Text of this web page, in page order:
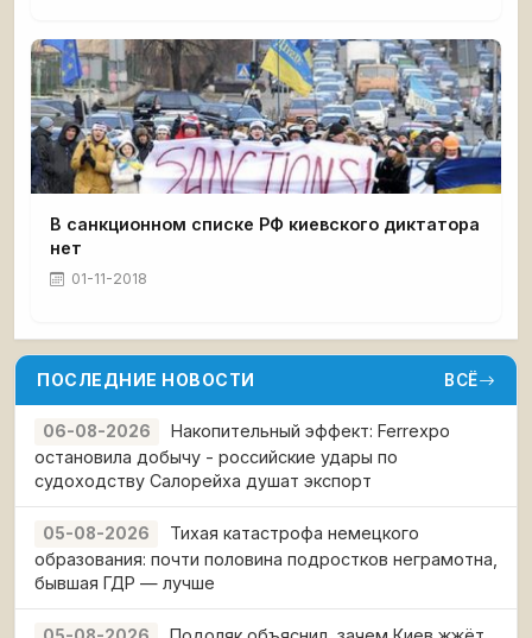
В санкционном списке РФ киевского диктатора
нет
01-11-2018
ПОСЛЕДНИЕ НОВОСТИ ВСЁ
06-08-2026
Накопительный эффект: Ferrexpo
остановила добычу - российские удары по
судоходству Салорейха душат экспорт
05-08-2026
Тихая катастрофа немецкого
образования: почти половина подростков неграмотна,
бывшая ГДР — лучше